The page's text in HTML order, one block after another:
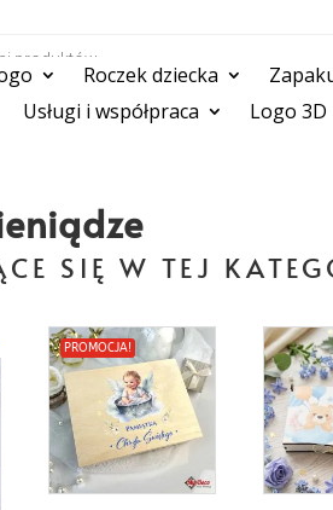
Roczek dziecka
Usługi i współpraca Logo 3D
SIĘ W TEJ
PROMOCJA!